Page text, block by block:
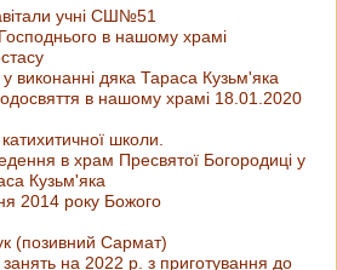
учні СШ№51
в нашому храмі
виконанні дяка Тараса Кузьм'яка
в нашому храмі 18.01.2020
школи.
в храм Пресвятої Богородиці у
Кузьм'яка
2014 року Божого
(позивний Сармат)
на 2022 р. з приготування до